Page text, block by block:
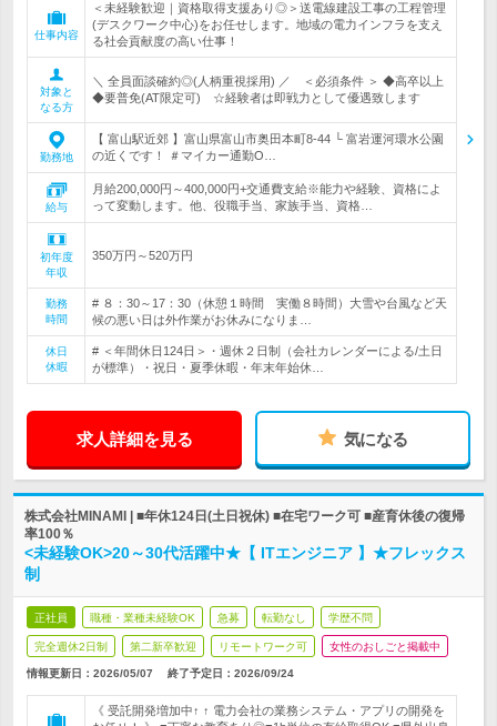
仕事内容
＜未経験歓迎｜資格取得支援あり◎＞送電線建設工事の工程管理
(デスクワーク中心)をお任せします。地域の電力インフラを支え
る社会貢献度の高い仕事！
対象と
なる方
＼ 全員面談確約◎(人柄重視採用) ／ ＜必須条件 ＞ ◆高卒以上
◆要普免(AT限定可) ☆経験者は即戦力として優遇致します
勤務地
【 富山駅近郊 】富山県富山市奥田本町8-44 └ 富岩運河環水公園
の近くです！ ＃マイカー通勤O…
給与
月給200,000円～400,000円+交通費支給※能力や経験、資格によ
って変動します。他、役職手当、家族手当、資格…
初年度
年収
350万円～520万円
勤務
時間
# ８：30～17：30（休憩１時間 実働８時間）大雪や台風など天
候の悪い日は外作業がお休みになりま…
休日
休暇
# ＜年間休日124日＞・週休２日制（会社カレンダーによる/土日
が標準）・祝日・夏季休暇・年末年始休…
求人詳細を見る 気になる
株式会社MINAMI | ■年休124日(土日祝休) ■在宅ワーク可 ■産育休後の復帰
率100％
<未経験OK>20～30代活躍中★【 ITエンジニア 】★フレックス
制
正社員 職種・業種未経験OK 急募 転勤なし 学歴不問
完全週休2日制 第二新卒歓迎 リモートワーク可 女性のおしごと掲載中
情報更新日：2026/05/07 終了予定日： 2026/09/24
《 受託開発増加中↑ ↑ 電力会社の業務システム・アプリの開発を